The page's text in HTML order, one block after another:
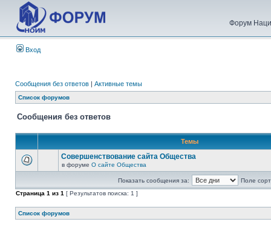
Форум
Вход
Сообщения без ответов | Активные темы
Список форумов
Сообщения без ответов
Темы
Совершенствование сайта Общества
в форуме О сайте Общества
Показать сообщения за:
Поле
Страница 1 из 1 [ Результатов поиска: 1 ]
Список форумов